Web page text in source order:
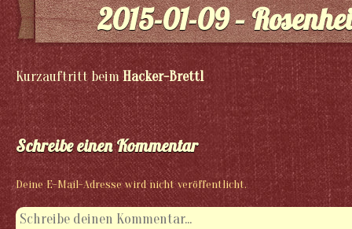
2015-01-09 –
Kurzauftritt beimHacker-Brettl
Schreibe einen Kommentar
Deine E-Mail-Adresse wird nicht veröffentlicht.